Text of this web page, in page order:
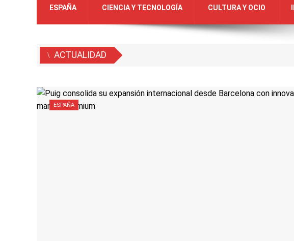
ESPAÑA CIENCIA Y TECNOLOGÍA CULTURA Y OCIO
ACTUALIDAD
ESPAÑA